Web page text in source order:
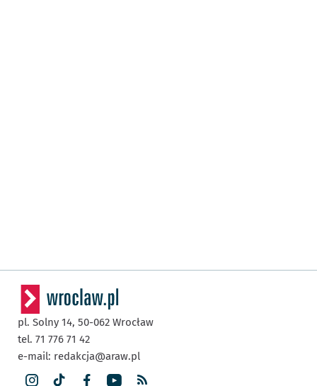
pl. Solny 14, 50-062 Wrocław
tel. 71 776 71 42
e-mail: redakcja@araw.pl